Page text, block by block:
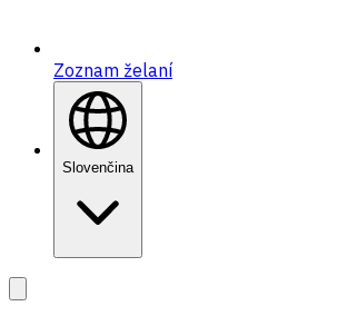
Zoznam želaní
Slovenčina